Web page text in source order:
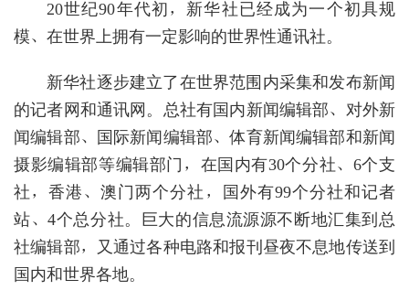
20世纪90年代初，新华社已经成为一个初具规
模、在世界上拥有一定影响的世界性通讯社。
新华社逐步建立了在世界范围内采集和发布新闻
的记者网和通讯网。总社有国内新闻编辑部、对外新
闻编辑部、国际新闻编辑部、体育新闻编辑部和新闻
摄影编辑部等编辑部门，在国内有30个分社、6个支
社，香港、澳门两个分社，国外有99个分社和记者
站、4个总分社。巨大的信息流源源不断地汇集到总
社编辑部，又通过各种电路和报刊昼夜不息地传送到
国内和世界各地。